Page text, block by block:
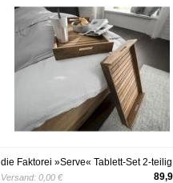
die Faktorei »Serve« Tablett-Set 2-teilig
Versand: 0,00 €